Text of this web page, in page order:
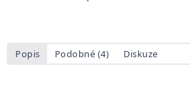
Popis Podobné (4) Diskuze